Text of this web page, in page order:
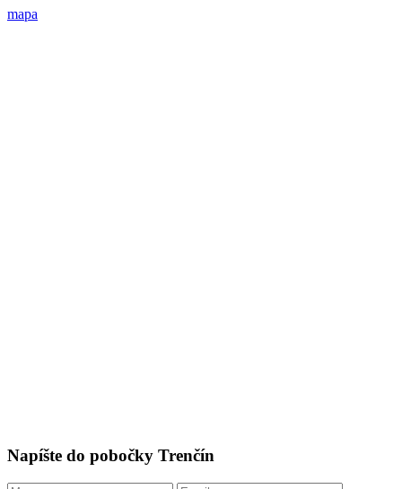
mapa
Napíšte do pobočky Trenčín